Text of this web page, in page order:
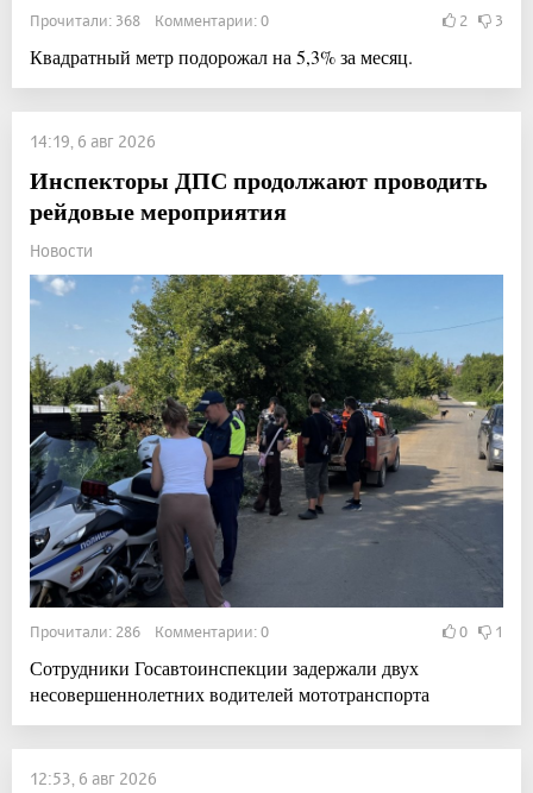
Прочитали: 368 Комментарии: 0 2 3
Квадратный метр подорожал на 5,3% за месяц.
14:19, 6 авг 2026
Инспекторы ДПС продолжают проводить
рейдовые мероприятия
Новости
Прочитали: 286 Комментарии: 0 0 1
Сотрудники Госавтоинспекции задержали двух
несовершеннолетних водителей мототранспорта
12:53, 6 авг 2026